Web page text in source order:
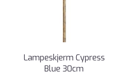
Lampeskjerm Cypress
Blue 30cm